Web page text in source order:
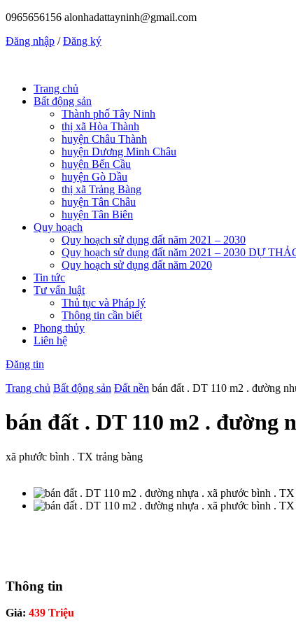
0965656156 alonhadattayninh@gmail.com
Đăng nhập /Đăng ký
Trang chủ
Bất động sản
Thành phố Tây Ninh
thị xã Hòa Thành
huyện Châu Thành
huyện Dương Minh Châu
huyện Bến Cầu
huyện Gò Dầu
thị xã Trảng Bàng
huyện Tân Châu
huyện Tân Biên
Quy hoạch
Quy hoạch sử dụng đất năm 2021 – 2030
Quy hoạch sử dụng đất năm 2021 – 2030 DỰ
Quy hoạch sử dụng đất năm 2020
Tin tức
Tư vấn luật
Thủ tục và Pháp lý
Thông tin cần biết
Phong thủy
Liên hệ
Đăng tin
Trang chủ Bất động sản Đất nền bán đất . DT 110 m2 . đường
bán đất . DT 110 m2 . đường
xã phước bình . TX trảng bàng
Thông tin
Giá: 439 Triệu